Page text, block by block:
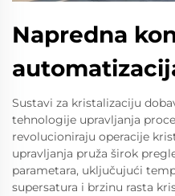
Napredna
Sustavi za kristalizaciju
tehnologije upravljanja
revolucioniraju operacije
upravljanja pruža širok
parametara, uključujući
supersatura i brzinu rasta